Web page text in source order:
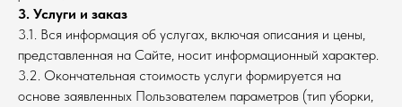
3. Услуги и заказ
3.1. Вся информация об услугах, включая описания и цены,
представленная на Сайте, носит информационный характер.
3.2. Окончательная стоимость услуги формируется на
основе заявленных Пользователем параметров (тип уборки,